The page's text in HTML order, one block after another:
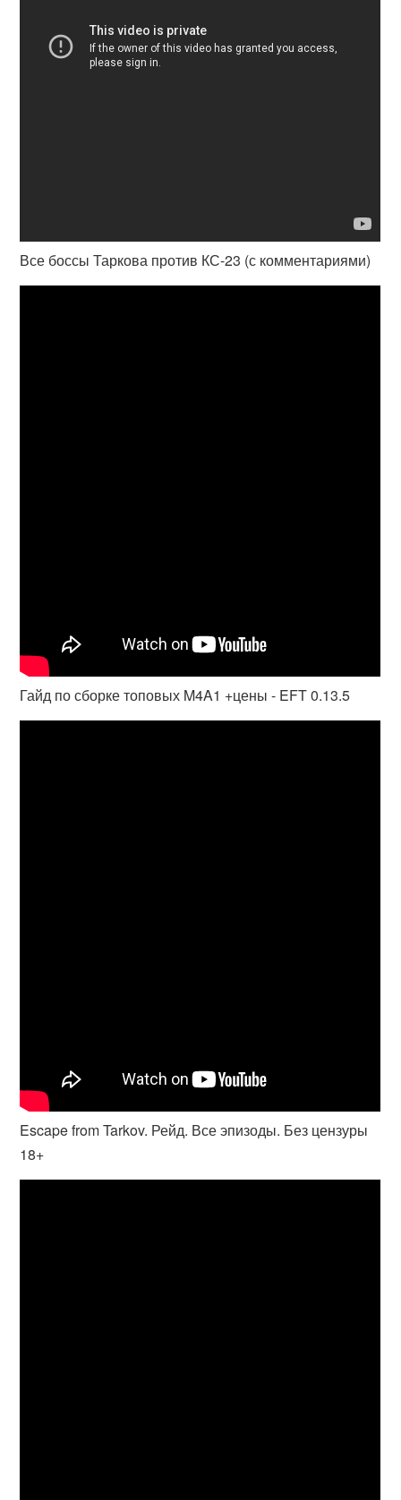
Все боссы Таркова против КС-23 (с комментариями)
Гайд по сборке топовых M4A1 +цены - EFT 0.13.5
Escape from Tarkov. Рейд. Все эпизоды. Без цензуры
18+